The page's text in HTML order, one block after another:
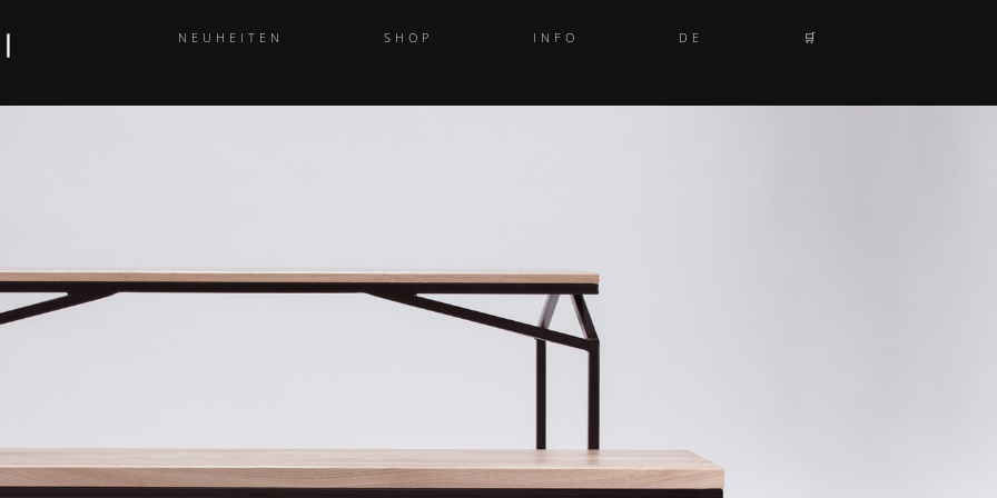
NEUHEITEN SHOP INFO DE 🛒